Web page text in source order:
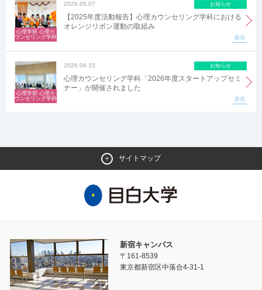
2026.05.07 お知らせ
【2025年度活動報告】心理カウンセリング学科における
オレンジリボン運動の取組み
新宿
心理学部 心理カ
ウンセリング学科
2026.04.15 お知らせ
心理カウンセリング学科「2026年度スタートアップセミ
ナー」が開催されました
新宿
心理学部 心理カ
ウンセリング学科
サイトマップ
新宿キャンパス
〒161-8539
東京都新宿区中落合4-31-1